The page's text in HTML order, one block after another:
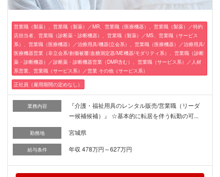
営業職（製薬）、営業職（製薬）／MR、営業職（医療機器）、営業職（製薬）／特約
店担当者、営業職（診断薬・診断機器）、営業職（製薬）／MS、営業職（サービス
系）、営業職（医療機器）／治療用具/機器(立会系）、営業職（医療機器）／治療用具/
医療機器営業（非立会系/創傷被覆/血糖測定器/ME機器/モダリティ系）、営業職（診断
薬・診断機器）／診断薬・診断機器営業（DMR含む）、営業職（サービス系）／人材
系営業、営業職（サービス系）／営業 その他（サービス系）
正社員（雇用期間の定めなし）
業務内容
『介護・福祉用具のレンタル販売/営業職（リーダ
ー候補候補）』 ☆基本的に転居を伴う転勤の可...
勤務地 宮城県
給与条件 年収 478万円～627万円